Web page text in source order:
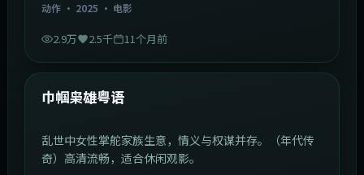
动作· 2025 · 电影
2.9万 2.5千 11个月前
最新
巾帼枭雄粤语
乱世中女性掌舵家族生意，情义与权谋并存。（年代传
奇）高清流畅，适合休闲观影。